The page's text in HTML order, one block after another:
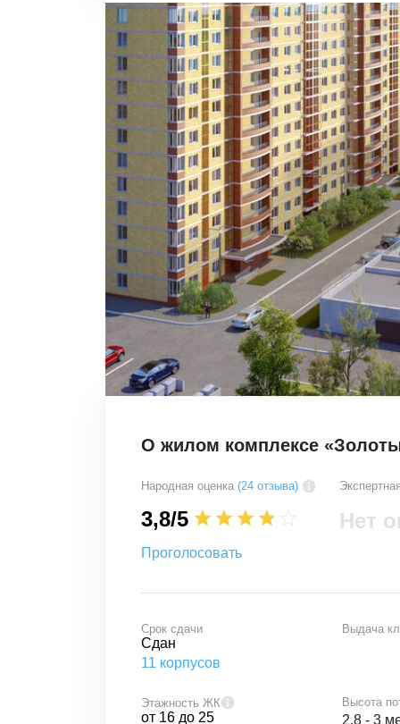
О жилом комплексе
Народная оценка (24 отзыва)
3,8/5
Проголосовать
Нет
Срок сдачи
Сдан
11 корпусов
Выдача
Этажность ЖК
от 16 до 25
Высота
2.8 - 3